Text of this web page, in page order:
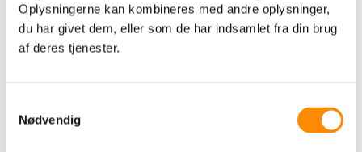
Oplysningerne kan kombineres med andre oplysninger,
du har givet dem, eller som de har indsamlet fra din brug
af deres tjenester.
Nødvendig
sociale medier ikke kan forceres. Det er et langt sejt
træk at få opbygget en solid base af ”følgere” og få
kommunikeret vedholdende. Samtidig skal man være